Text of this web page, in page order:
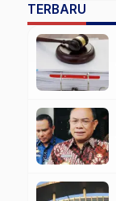
TERBARU